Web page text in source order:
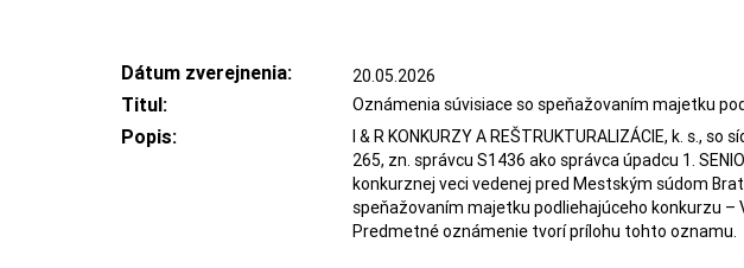
Dátum zverejnenia: 20.05.2026
Titul: Oznámenia súvisiace so speňažovaním majetku
Popis:
I & R KONKURZY A REŠTRUKTURALIZÁCIE, k. s.,
265, zn. správcu S1436 ako správca úpadcu 1.
konkurznej veci vedenej pred Mestským súdom
speňažovaním majetku podliehajúceho konkurzu –
Predmetné oznámenie tvorí prílohu tohto oznamu.